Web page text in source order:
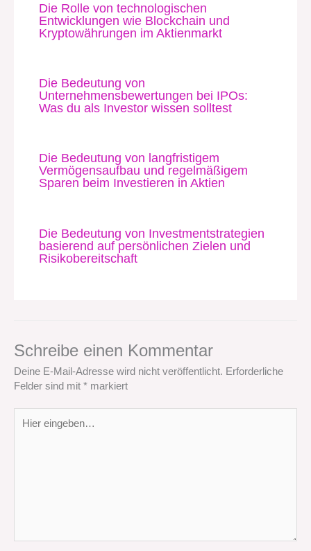
Die Rolle von technologischen
Entwicklungen wie Blockchain und
Kryptowährungen im Aktienmarkt
Die Bedeutung von
Unternehmensbewertungen bei IPOs:
Was du als Investor wissen solltest
Die Bedeutung von langfristigem
Vermögensaufbau und regelmäßigem
Sparen beim Investieren in Aktien
Die Bedeutung von Investmentstrategien
basierend auf persönlichen Zielen und
Risikobereitschaft
Schreibe einen Kommentar
Deine E-Mail-Adresse wird nicht veröffentlicht. Erforderliche
Felder sind mit * markiert
eingeben…